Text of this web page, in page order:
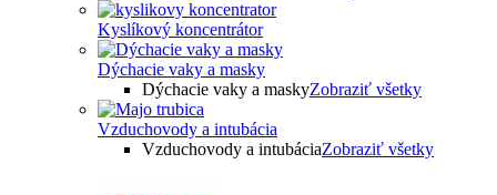
Kyslíkový koncentrátor
Dýchacie vaky a masky
Dýchacie vaky a maskyZobraziť všetky
Vzduchovody a intubácia
Vzduchovody a intubáciaZobraziť všetky